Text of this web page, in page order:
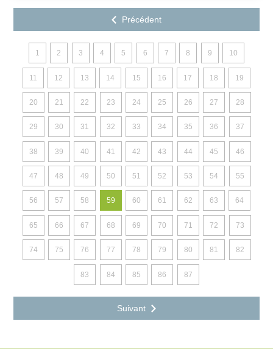
1 2 3 4 5 6 7 8 9 10
11 12 13 14 15 16 17 18 19
20 21 22 23 24 25 26 27 28
29 30 31 32 33 34 35 36 37
38 39 40 41 42 43 44 45 46
47 48 49 50 51 52 53 54 55
56 57 58 59 60 61 62 63 64
65 66 67 68 69 70 71 72 73
74 75 76 77 78 79 80 81 82
83 84 85 86 87